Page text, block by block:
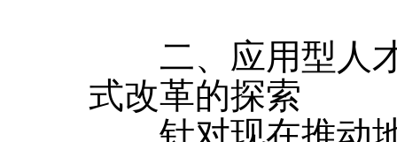
二、应用型人才
式改革的探索